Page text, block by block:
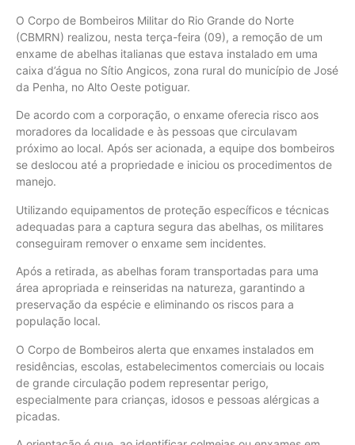
O Corpo de Bombeiros Militar do Rio Grande do Norte
(CBMRN) realizou, nesta terça-feira (09), a remoção de um
enxame de abelhas italianas que estava instalado em uma
caixa d’água no Sítio Angicos, zona rural do município de José
da Penha, no Alto Oeste potiguar.
De acordo com a corporação, o enxame oferecia risco aos
moradores da localidade e às pessoas que circulavam
próximo ao local. Após ser acionada, a equipe dos bombeiros
se deslocou até a propriedade e iniciou os procedimentos de
manejo.
Utilizando equipamentos de proteção específicos e técnicas
adequadas para a captura segura das abelhas, os militares
conseguiram remover o enxame sem incidentes.
Após a retirada, as abelhas foram transportadas para uma
área apropriada e reinseridas na natureza, garantindo a
preservação da espécie e eliminando os riscos para a
população local.
O Corpo de Bombeiros alerta que enxames instalados em
residências, escolas, estabelecimentos comerciais ou locais
de grande circulação podem representar perigo,
especialmente para crianças, idosos e pessoas alérgicas a
picadas.